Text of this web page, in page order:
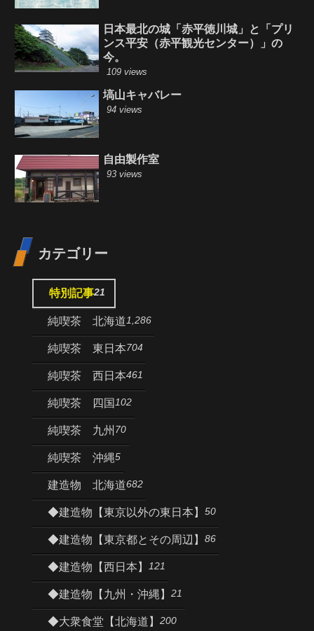
日本最北の城「赤平徳川城」と「プリ
ンス平安（赤平観光センター）」の
今。
109 views
塙山キャバレー
94 views
自由製作室
93 views
カテゴリー
特別記事21
純喫茶 北海道1,286
純喫茶 東日本704
純喫茶 西日本461
純喫茶 四国 102
純喫茶 九州 70
純喫茶 沖縄5
建造物 北海道682
◆建造物【東京以外の東日本】 50
◆建造物【東京都とその周辺】 86
◆建造物【西日本】 121
◆建造物【九州・沖縄】 21
◆大衆食堂【北海道】 200